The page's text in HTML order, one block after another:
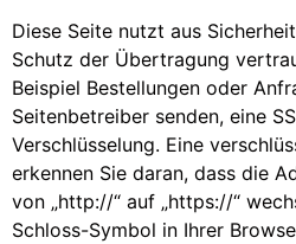
Diese Seite nutzt aus
Schutz der Übertragung
Beispiel Bestellungen oder
Seitenbetreiber senden, eine
Verschlüsselung. Eine
erkennen Sie daran, dass die
von „http://“ auf „https://“
Schloss-Symbol in Ihrer